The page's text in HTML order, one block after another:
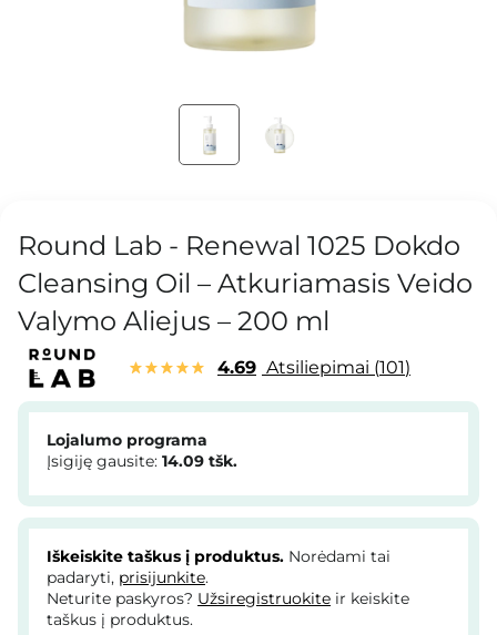
Round Lab - Renewal 1025 Dokdo
Cleansing Oil – Atkuriamasis Veido
Valymo Aliejus – 200 ml
4.69 Atsiliepimai 101
Lojalumo programa
Įsigiję gausite: 14.09 tšk.
Iškeiskite taškus į produktus. Norėdami tai
padaryti, prisijunkite.
Neturite paskyros? Užsiregistruokite ir keiskite
taškus į produktus.